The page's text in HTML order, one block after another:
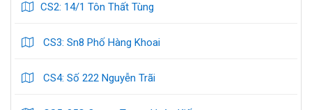
CS2: 14/1 Tôn Thất Tùng
CS3: Sn8 Phố Hàng Khoai
CS4: Số 222 Nguyễn Trãi